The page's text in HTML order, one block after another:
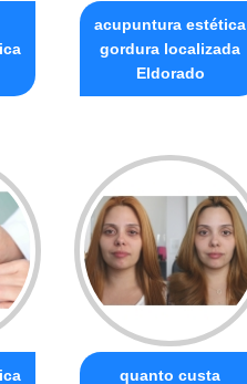
acupuntura estética
gordura localizada
Eldorado
quanto custa